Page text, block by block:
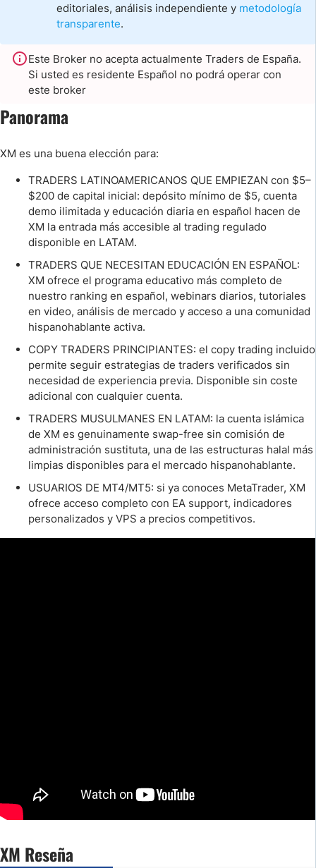
editoriales, análisis independiente y metodología
transparente.
Este Broker no acepta actualmente Traders de España.
Si usted es residente Español no podrá operar con
este broker
Panorama
XM es una buena elección para:
TRADERS LATINOAMERICANOS QUE EMPIEZAN con $5–
$200 de capital inicial: depósito mínimo de $5, cuenta
demo ilimitada y educación diaria en español hacen de
XM la entrada más accesible al trading regulado
disponible en LATAM.
TRADERS QUE NECESITAN EDUCACIÓN EN ESPAÑOL:
XM ofrece el programa educativo más completo de
nuestro ranking en español, webinars diarios, tutoriales
en video, análisis de mercado y acceso a una comunidad
hispanohablante activa.
COPY TRADERS PRINCIPIANTES: el copy trading incluido
permite seguir estrategias de traders verificados sin
necesidad de experiencia previa. Disponible sin coste
adicional con cualquier cuenta.
TRADERS MUSULMANES EN LATAM: la cuenta islámica
de XM es genuinamente swap-free sin comisión de
administración sustituta, una de las estructuras halal más
limpias disponibles para el mercado hispanohablante.
USUARIOS DE MT4/MT5: si ya conoces MetaTrader, XM
ofrece acceso completo con EA support, indicadores
personalizados y VPS a precios competitivos.
XM Reseña